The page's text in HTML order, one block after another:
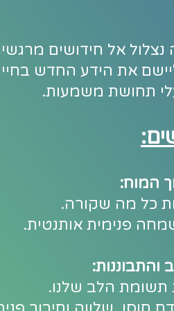
אל חידושים
את הידע החדש בחיי
תחושת משמעות.
כל מה שקורה.
פנימית אותנטית.
תשומת הלב שלנו.